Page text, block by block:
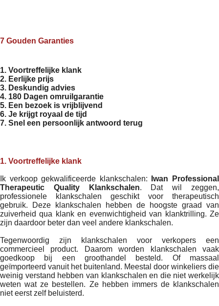
7 Gouden Garanties
1. Voortreffelijke klank
2. Eerlijke prijs
3. Deskundig advies
4. 180 Dagen omruilgarantie
5. Een bezoek is vrijblijvend
6. Je krijgt royaal de tijd
7. Snel een persoonlijk antwoord terug
1. Voortreffelijke klank
Ik verkoop gekwalificeerde klankschalen:
Iwan Professional
Therapeutic Quality Klankschalen. Dat wil zeggen,
professionele klankschalen geschikt voor therapeutisch
gebruik. Deze klankschalen hebben de hoogste graad van
zuiverheid qua klank en evenwichtigheid van klanktrilling. Ze
zijn daardoor beter dan veel andere klankschalen.
Tegenwoordig zijn klankschalen voor verkopers een
commercieel product. Daarom worden klankschalen vaak
goedkoop bij een groothandel besteld. Of massaal
geïmporteerd vanuit het buitenland. Meestal door winkeliers die
weinig verstand hebben van klankschalen en die niet werkelijk
weten wat ze bestellen. Ze hebben immers de klankschalen
niet eerst zelf beluisterd.